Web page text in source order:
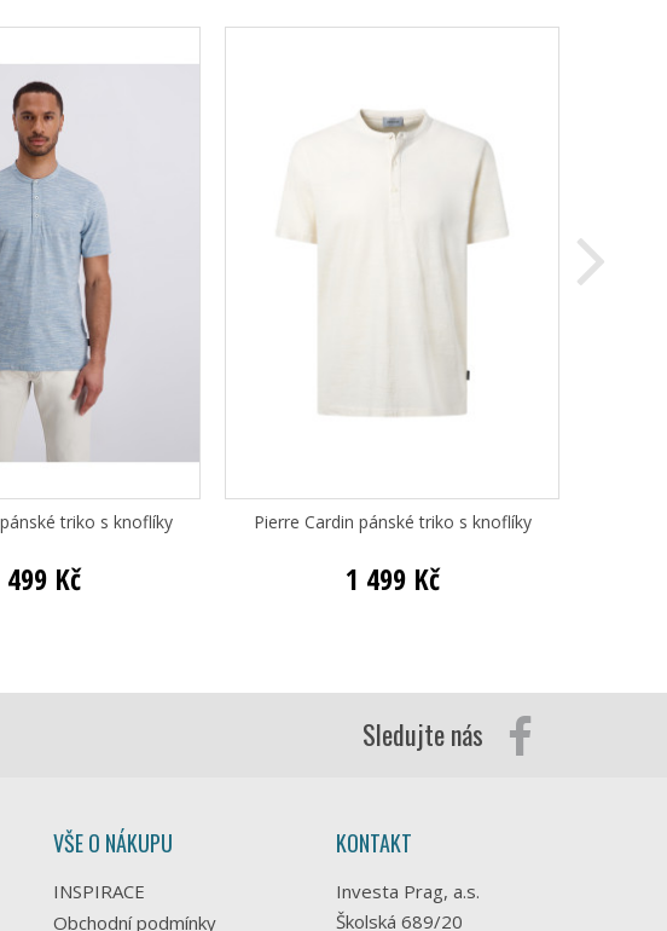
triko s knoflíky
499 Kč
Pierre Cardin pánské triko s knoflíky
1 499 Kč
Sledujte nás
VŠE O NÁKUPU
INSPIRACE
Obchodní podmínky
KONTAKT
Investa Prag, a.s.
Školská 689/20